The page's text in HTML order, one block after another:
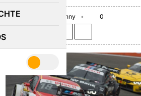
July 14, 2016 Benny
0